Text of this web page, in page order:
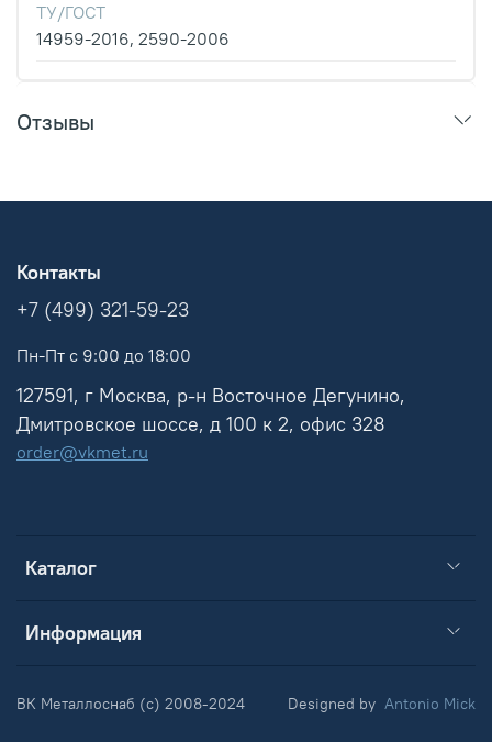
ТУ/ГОСТ
14959-2016, 2590-2006
Отзывы
Каталог
Информация
Контакты
+7 (499) 321-59-23
Пн-Пт с 9:00 до 18:00
127591, г Москва, р-н Восточное Дегунино,
Дмитровское шоссе, д 100 к 2, офис 328
order@vkmet.ru
ВК Металлоснаб (c) 2008-2024 Designed by Antonio Mick